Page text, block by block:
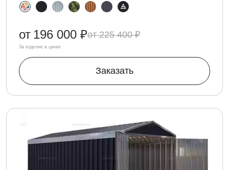
225 400 ₽
от 196 000 ₽
За изделие в цинке
Заказать